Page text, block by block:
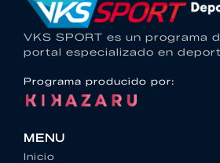
VKS SPORT es un programa
portal especializado en
Programa producido por:
MENU
Inicio